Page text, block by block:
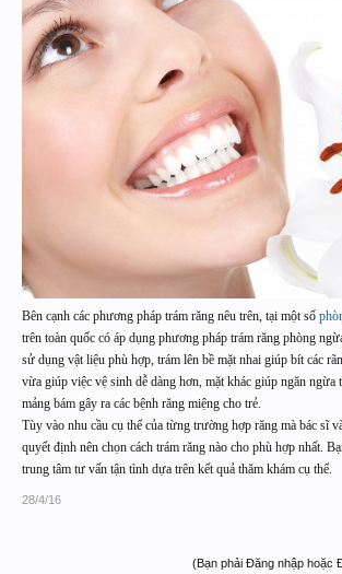
Bên cạnh các phương pháp trám răng nêu trên, tại một số
trên toàn quốc có áp dụng phương pháp trám răng phòng
sử dụng vật liệu phù hợp, trám lên bề mặt nhai giúp bít các
vừa giúp việc vệ sinh dễ dàng hơn, mặt khác giúp ngăn ngừa
mảng bám gây ra các bệnh răng miệng cho trẻ.
Tùy vào nhu cầu cụ thể của từng trường hợp răng mà bác sĩ
quyết định nên chọn cách trám răng nào cho phù hợp nhất.
trung tâm tư vấn tận tình dựa trên kết quả thăm khám cụ thể.
28/4/16
(Bạn phải Đăng nhập hoặc